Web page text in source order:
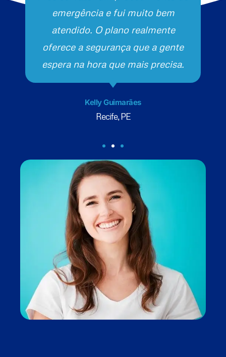
emergência e fui muito bem
atendido. O plano realmente
oferece a segurança que a gente
espera na hora que mais precisa.
Kelly Guimarães
Recife, PE